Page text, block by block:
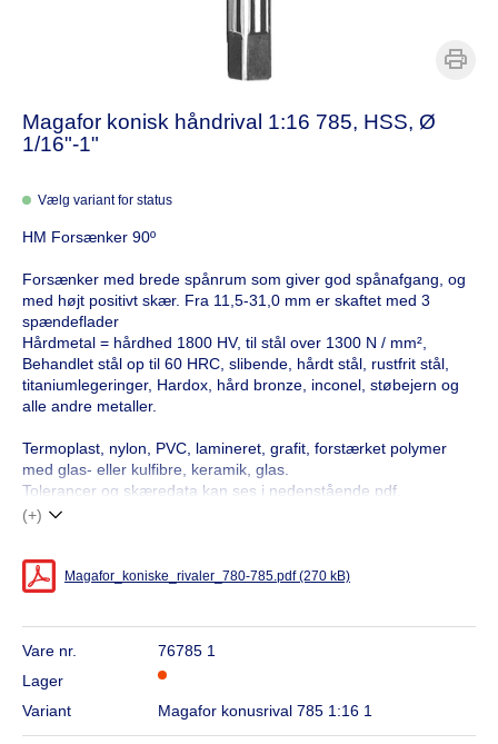
Magafor konisk håndrival 1:16 785, HSS, Ø
1/16"-1"
Vælg variant for status
HM Forsænker 90º
Forsænker med brede spånrum som giver god spånafgang, og
med højt positivt skær. Fra 11,5-31,0 mm er skaftet med 3
spændeflader
Hårdmetal = hårdhed 1800 HV, til stål over 1300 N / mm²,
Behandlet stål op til 60 HRC, slibende, hårdt stål, rustfrit stål,
titaniumlegeringer, Hardox, hård bronze, inconel, støbejern og
alle andre metaller.
Termoplast, nylon, PVC, lamineret, grafit, forstærket polymer
med glas- eller kulfibre, keramik, glas.
Tolerancer og skæredata kan ses i nedenstående pdf.
(+)
Magafor_koniske_rivaler_780-785.pdf (270 kB)
Vare nr.
76785 1
Lager
Variant
Magafor konusrival 785 1:16 1